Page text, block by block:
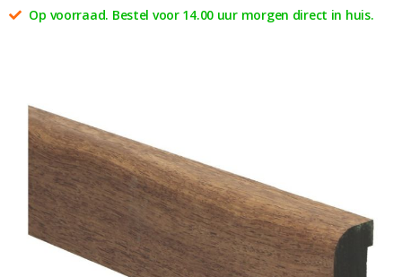
Op voorraad. Bestel voor 14.00 uur morgen direct in huis.
einde
afbeeldingen-
gallerij